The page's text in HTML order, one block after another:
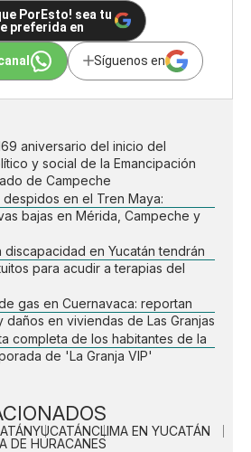
PorEsto! sea tu
preferida en
Síguenos en
aniversario del inicio del
y social de la Emancipación
de Campeche
despidos en el Tren Maya:
bajas en Mérida, Campeche y
discapacidad en Yucatán tendrán
para acudir a terapias del
gas en Cuernavaca: reportan
daños en viviendas de Las Granjas
completa de los habitantes de la
de 'La Granja VIP'
YUCATÁNCLIMA EN YUCATÁN
DE HURACANES